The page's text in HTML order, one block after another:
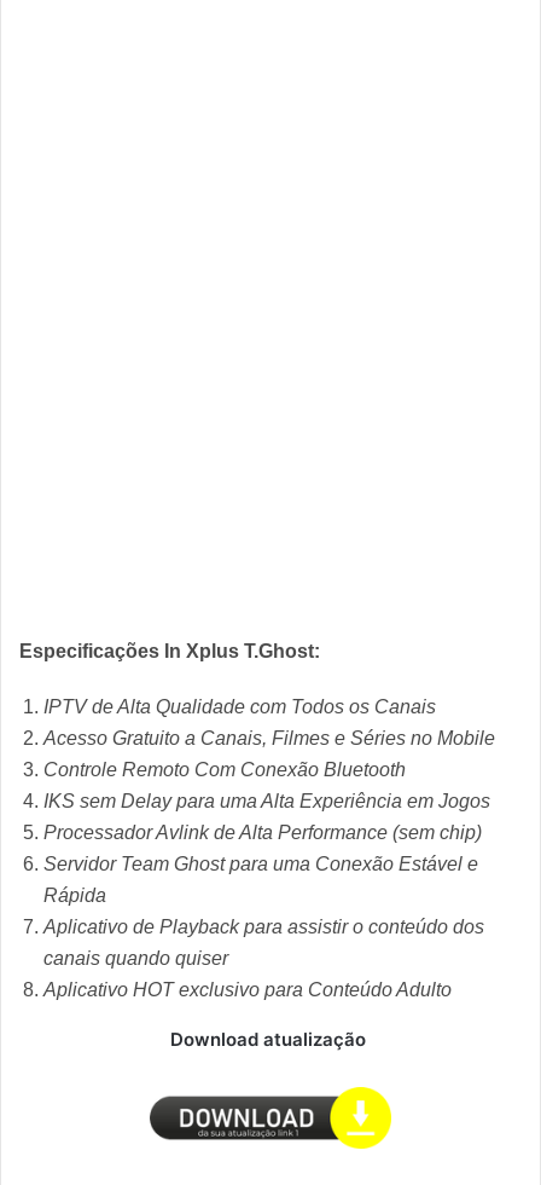
Especificações In Xplus T.Ghost:
IPTV de Alta Qualidade com Todos os Canais
Acesso Gratuito a Canais, Filmes e Séries no Mobile
Controle Remoto Com Conexão Bluetooth
IKS sem Delay para uma Alta Experiência em Jogos
Processador Avlink de Alta Performance (sem chip)
Servidor Team Ghost para uma Conexão Estável e
Rápida
Aplicativo de Playback para assistir o conteúdo dos
canais quando quiser
Aplicativo HOT exclusivo para Conteúdo Adulto
Download atualização